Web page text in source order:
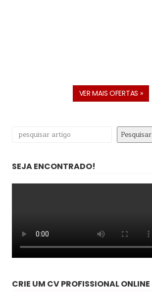
VER MAIS OFERTAS »
Pesquisar Pesquisar
SEJA ENCONTRADO!
CRIE UM CV PROFISSIONAL ONLINE